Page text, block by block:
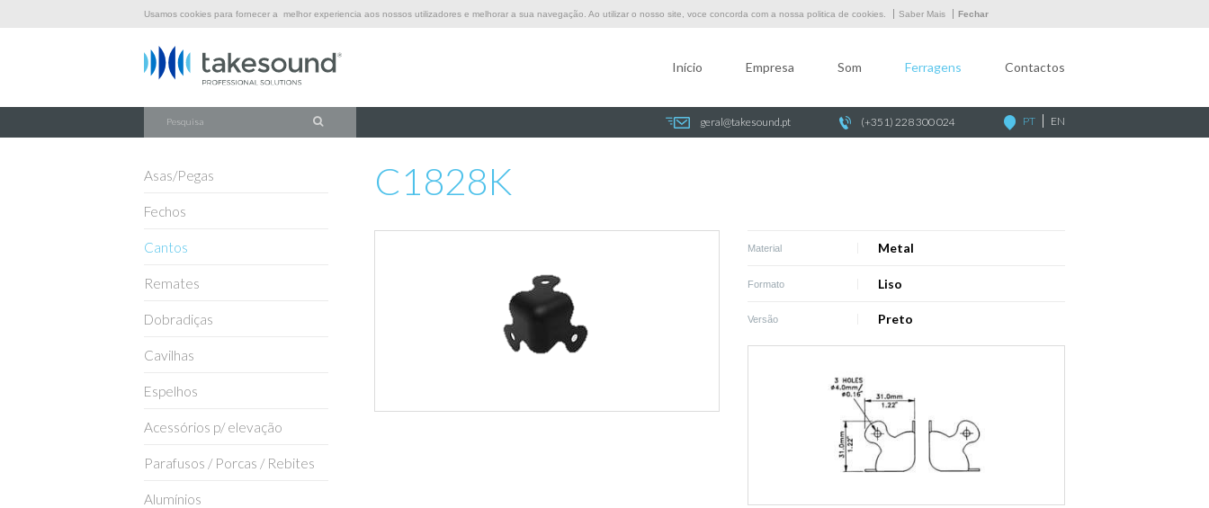
Usamos cookies para fornecer a melhor experiencia aos nossos utilizadores e melhorar a sua navegação. Ao utilizar o nosso site, voce concorda com a nossa politica de cookies. Saber Mais Fechar
Contactos
Início Empresa Som Ferragens Contactos
geral@takesound.pt (+351) 228 300 024 PT EN
INÍCIO \ FERRAGENS
C1828K
Material Metal
Formato Liso
Versão Preto
Asas/Pegas
Fechos
Cantos
Remates
Dobradiças
Cavilhas
Espelhos
Acessórios p/ elevação
Parafusos / Porcas / Rebites
Alumínios